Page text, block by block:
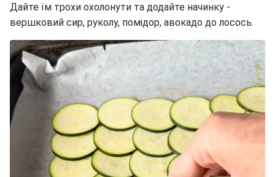
Дайте їм трохи охолонути та додайте начинку -
вершковий сир, руколу, помідор, авокадо до лосось.